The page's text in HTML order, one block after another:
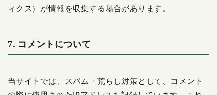
ィクス）が情報を収集する場合があります。
7. コメントについて
当サイトでは、スパム・荒らし対策として、コメント